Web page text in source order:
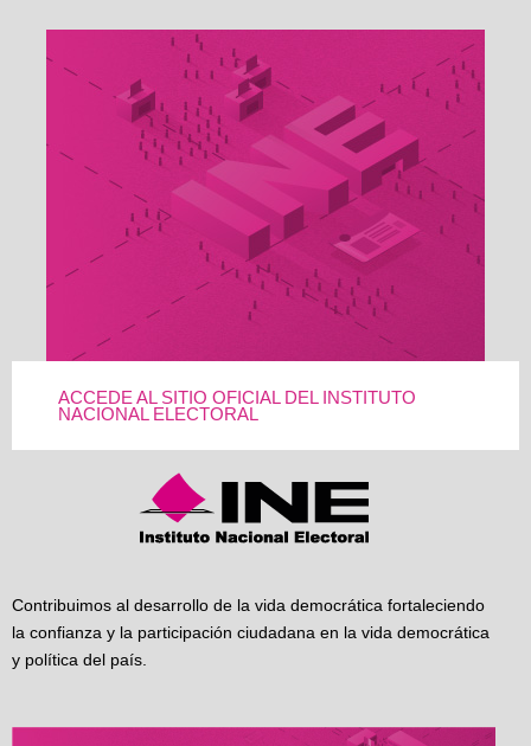
ACCEDE AL SITIO OFICIAL DEL INSTITUTO
NACIONAL ELECTORAL
Contribuimos al desarrollo de la vida democrática fortaleciendo
la confianza y la participación ciudadana en la vida democrática
y política del país.